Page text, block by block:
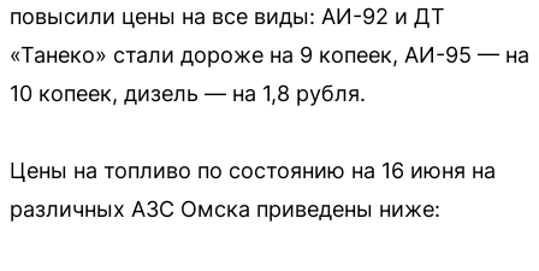
повысили цены на все виды: АИ-92 и ДТ
«Танеко» стали дороже на 9 копеек, АИ-95 — на
10 копеек, дизель — на 1,8 рубля.
Цены на топливо по состоянию на 16 июня на
различных АЗС Омска приведены ниже: